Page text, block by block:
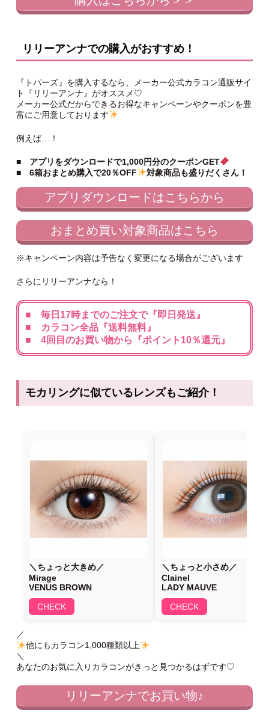
リリーアンナでの購入がおすすめ！
『トパーズ』を購入するなら、メーカー公式カラコン通販サイ
ト『リリーアンナ』がオススメ♡
メーカー公式だからできるお得なキャンペーンやクーポンを豊
富にご用意しております
例えば…！
■ アプリをダウンロードで1,000円分のクーポンGET
■ 6箱おまとめ購入で20％OFF
対象商品も盛りだくさん！
アプリダウンロードはこちらから
おまとめ買い対象商品はこちら
※キャンペーン内容は予告なく変更になる場合がございます
さらにリリーアンナなら！
■ 毎日17時までのご注文で『即日発送』
■ カラコン全品『送料無料』
■ 4回目のお買い物から『ポイント10％還元』
モカリングに似ているレンズもご紹介！
＼ちょっと大きめ／
Mirage
VENUS BROWN
CHECK
＼ちょっと小さめ／
Clainel
LADY MAUVE
CHECK
／
他にもカラコン1,000種類以上
＼
あなたのお気に入りカラコンがきっと見つかるはずです♡
リリーアンナでお買い物♪